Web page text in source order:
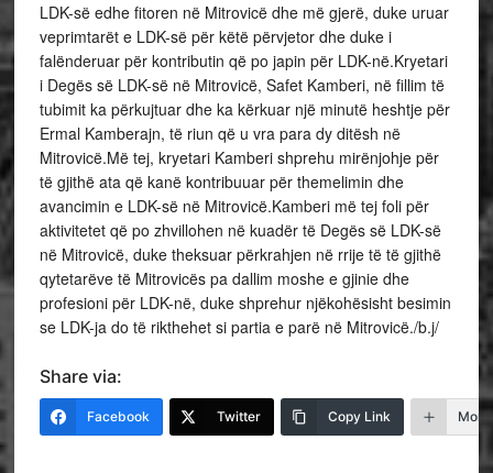
LDK-së edhe fitoren në Mitrovicë dhe më gjerë, duke uruar
veprimtarët e LDK-së për këtë përvjetor dhe duke i
falënderuar për kontributin që po japin për LDK-në.Kryetari
i Degës së LDK-së në Mitrovicë, Safet Kamberi, në fillim të
tubimit ka përkujtuar dhe ka kërkuar një minutë heshtje për
Ermal Kamberajn, të riun që u vra para dy ditësh në
Mitrovicë.Më tej, kryetari Kamberi shprehu mirënjohje për
të gjithë ata që kanë kontribuuar për themelimin dhe
avancimin e LDK-së në Mitrovicë.Kamberi më tej foli për
aktivitetet që po zhvillohen në kuadër të Degës së LDK-së
në Mitrovicë, duke theksuar përkrahjen në rrije të të gjithë
qytetarëve të Mitrovicës pa dallim moshe e gjinie dhe
profesioni për LDK-në, duke shprehur njëkohësisht besimin
se LDK-ja do të rikthehet si partia e parë në Mitrovicë./b.j/
Share via:
Facebook Twitter Copy Link More